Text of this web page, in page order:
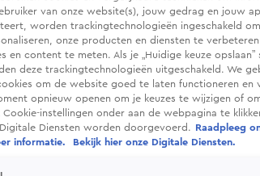
Shop
van onze website(s), jouw gedrag en jouw
worden trackingtechnologieën ingeschakeld
onze producten en diensten te
en content te meten. Als je „Huidige keuze
deze trackingtechnologieën uitgeschakeld. We
om de website goed te laten functioneren en
opnieuw openen om je keuzes te wijzigen of
instellingen onder aan de webpagina te
Diensten worden doorgevoerd.
Raadpleeg
informatie.
Bekijk hier onze Digitale Diensten.